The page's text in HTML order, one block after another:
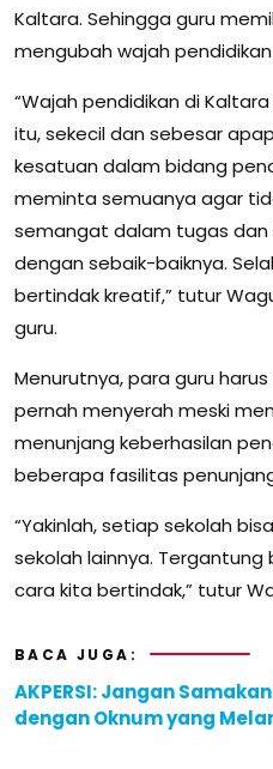
Kaltara. Sehingga guru
mengubah wajah pendidikan
“Wajah pendidikan di
itu, sekecil dan sebesar
kesatuan dalam bidang
meminta semuanya agar
semangat dalam tugas dan
dengan sebaik-baiknya.
bertindak kreatif,” tutur
guru.
Menurutnya, para guru
pernah menyerah meski
menunjang keberhasilan
beberapa fasilitas
“Yakinlah, setiap sekolah
sekolah lainnya.
cara kita bertindak,” tutur
BACA JUGA:
AKPERSI: Jangan
dengan Oknum yang